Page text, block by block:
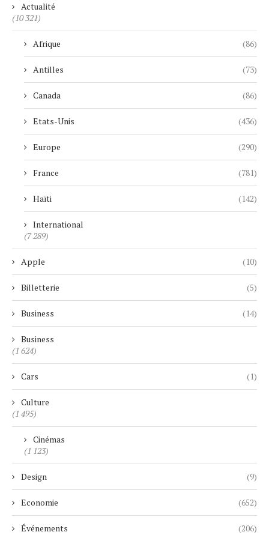
Actualité
(10 321)
Afrique (86)
Antilles (73)
Canada (86)
Etats-Unis (436)
Europe (290)
France (781)
Haïti (142)
International
(7 289)
Apple (10)
Billetterie (5)
Business (14)
Business
(1 624)
Cars (1)
Culture
(1 495)
Cinémas
(1 123)
Design (9)
Economie (652)
Événements (206)